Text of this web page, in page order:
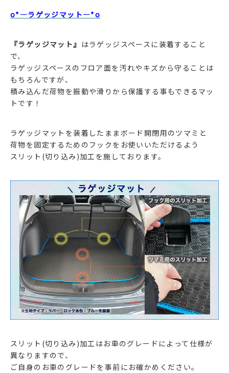
o*―ラゲッジマット―*o
『ラゲッジマット』 はラゲッジスペースに装着すること
で、
ラゲッジスペースのフロア面を汚れやキズから守ることは
もちろんですが、
積み込んだ荷物を振動や滑りから保護する事もできるマッ
トです！
ラゲッジマットを装着したままボード開閉用のツマミと
荷物を固定するためのフックをお使いいただけるよう
スリット(切り込み)加工を施しております。
スリット(切り込み)加工はお車のグレードによって仕様が
異なりますので、
ご自身のお車のグレードを事前にお確かめください。